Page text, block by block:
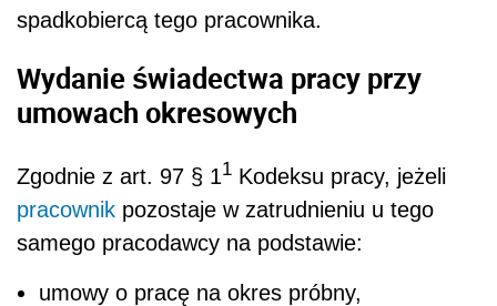
spadkobiercą tego pracownika.
Wydanie świadectwa pracy przy
umowach okresowych
Zgodnie z art. 97 § 11 Kodeksu pracy, jeżeli
pracownik pozostaje w zatrudnieniu u tego
samego pracodawcy na podstawie:
umowy o pracę na okres próbny,